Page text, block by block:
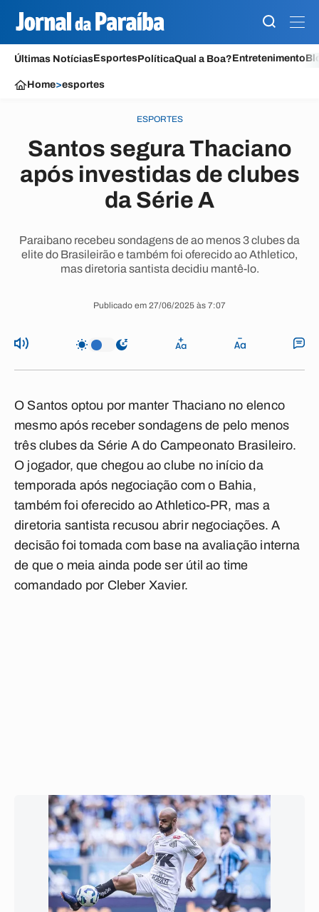
Últimas NotíciasEsportesPolíticaQual a Boa?Entretenimento
Home>esportes
ESPORTES
Santos segura Thaciano
após investidas de clubes
da Série A
Paraibano recebeu sondagens de ao menos 3 clubes da
elite do Brasileirão e também foi oferecido ao Athletico,
mas diretoria santista decidiu mantê-lo.
Publicado em 27/06/2025 às 7:07
O Santos optou por manter Thaciano no elenco
mesmo após receber sondagens de pelo menos
três clubes da Série A do Campeonato Brasileiro.
O jogador, que chegou ao clube no início da
temporada após negociação com o Bahia,
também foi oferecido ao Athletico-PR, mas a
diretoria santista recusou abrir negociações. A
decisão foi tomada com base na avaliação interna
de que o meia ainda pode ser útil ao time
comandado por Cleber Xavier.